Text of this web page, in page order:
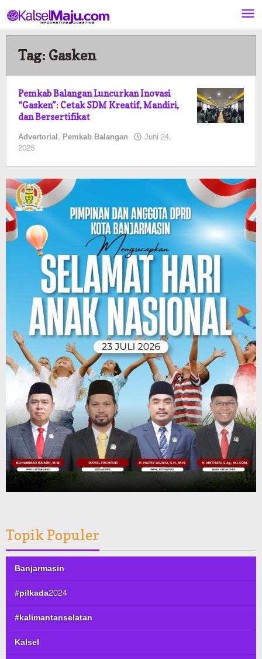
ke
konten
Tag: Gasken
Pemkab Balangan Luncurkan Inovasi
“Gasken”: Cetak SDM Kreatif, Mandiri,
dan Bersertifikat
Advertorial, Pemkab Balangan Juni 24,
2025
Topik Populer
Banjarmasin
#pilkada2024
#kalimantanselatan
Kalsel